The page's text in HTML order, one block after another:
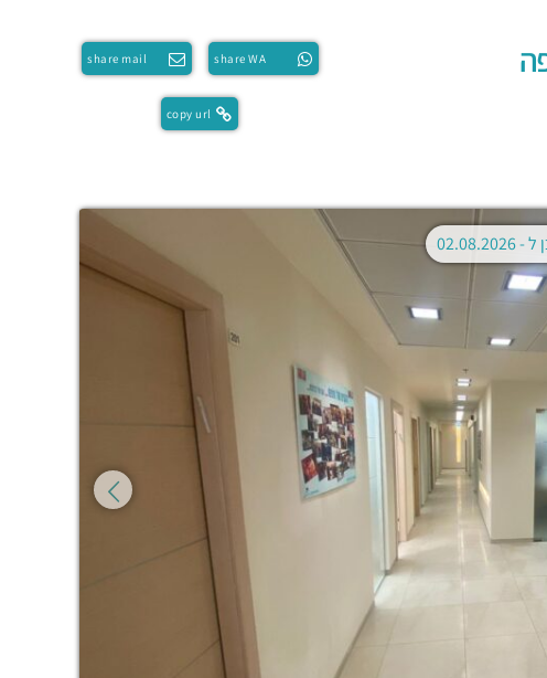
share WA
share mail
copy url
ל -